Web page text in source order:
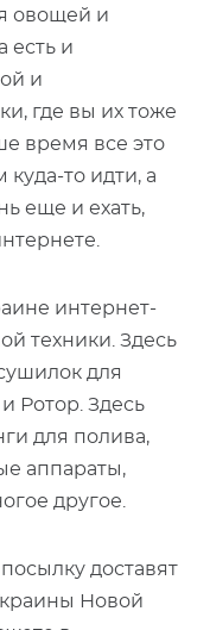
овощей и
есть и
и
где вы их тоже
время все это
то идти, а
еще и ехать,
интернет-
техники. Здесь
для
Ротор. Здесь
для полива,
аппараты,
другое.
доставят
Новой